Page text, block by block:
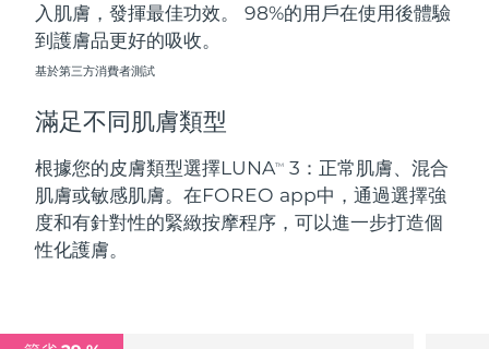
入肌膚，發揮最佳功效。 98%的用戶在使用後體驗
到護膚品更好的吸收。
基於第三方消費者測試
滿足不同肌膚類型
根據您的皮膚類型選擇LUNATM
3：正常肌膚、混合
肌膚或敏感肌膚。在FOREO app中，通過選擇強
度和有針對性的緊緻按摩程序，可以進一步打造個
性化護膚。